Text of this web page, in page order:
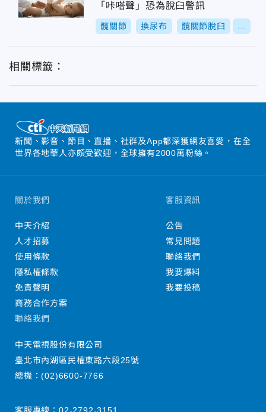
「咔嗒聲」恐為脫臼警訊
髖關節 換尿布 髖關節脫臼
相關標籤：
新聞、影音、節目、直播、社群及App都深獲網友喜愛，在全
世界各地華人亦頗受歡迎，全球擁有2000萬粉絲。
關於我們
中天介紹
人才招募
使用條款
隱私權條款
免責聲明
商務合作方案
客服資訊
公告
常見問題
聯絡我們
我要爆料
我要投稿
聯絡我們
中天電視股份有限公司
臺北市內湖區民權東路六段25號
總機：(02)6600-7766